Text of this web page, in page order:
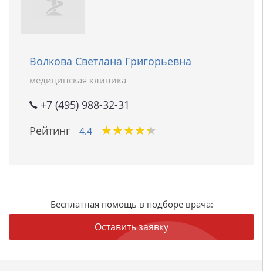
Волкова Светлана Григорьевна
медицинская клиника
+7 (495) 988-32-31
Рейтинг
4.4 ★★★★★
★★★★★
Бесплатная помощь в подборе врача:
Оставить заявку